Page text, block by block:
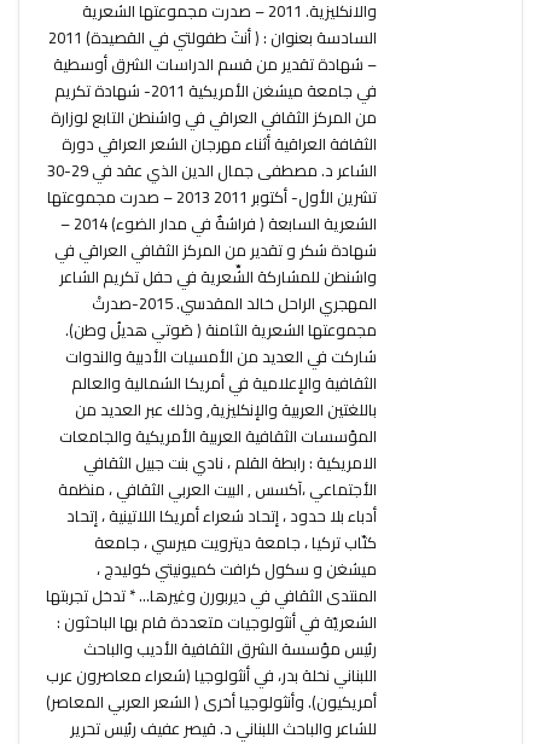
والانكليزية. 2011 – صدرت مجموعتها الشعرية
السادسة بعنوان : ( أنتَ طفولتي في القصيدة) 2011
– شهادة تقدير من قسم الدراسات الشرق أوسطية
في جامعة ميشغن الأمريكية 2011- شهادة تكريم
من المركز الثقافي العراقي في واشنطن التابع لوزارة
الثقافة العراقية أثناء مهرجان الشعر العراقي دورة
الشاعر د. مصطفى جمال الدين الذي عقد في 29-30
تشرين الأول- أكتوبر 2011 2013 – صدرت مجموعتها
الشعرية السابعة ( فراشةٌ في مدار الضوء) 2014 –
شهادة شكر و تقدير من المركز الثقافي العراقي في
واشنطن للمشاركة الشِّعرية في حفل تكريم الشاعر
المهجري الراحل خالد المقدسي. 2015-صدرتْ
مجموعتها الشعرية الثامنة ( صَوتي هديلُ وطن).
شاركت في العديد من الأمسيات الأدبية والندوات
الثقافية والإعلامية في أمريكا الشمالية والعالم
باللغتين العربية والإنكليزية, وذلك عبر العديد من
المؤسسات الثقافية العربية الأمريكية والجامعات
الامريكية : رابطة القلم ، نادي بنت جبيل الثقافي
الأجتماعي ،آكسس , البيت العربي الثقافي ، منظمة
أدباء بلا حدود ، إتحاد شعراء أمريكا اللاتينية ، إتحاد
كتّاب تركيا ، جامعة ديترويت ميرسي ، جامعة
ميشغن و سكول كرافت كميونيتي كوليدج ،
المنتدى الثقافي في ديربورن وغيرها… * تدخل تجربتها
الشعريّة في أنثولوجيات متعددة قام بها الباحثون :
رئيس مؤسسة الشرق الثقافية الأديب والباحث
اللبناني نخلة بدر، في أنثولوجيا (شعراء معاصرون عرب
أمريكيون). وأنثولوجيا أخرى ( الشعر العربي المعاصر)
للشاعر والباحث اللبناني د. قيصر عفيف رئيس تحرير